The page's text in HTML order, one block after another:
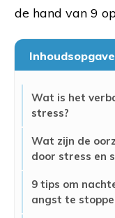
de hand van 9
Inhoudsopgave
Wat is het
stress?
Wat zijn de
door stress en
9 tips om
angst te